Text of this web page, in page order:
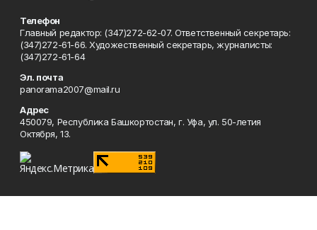
Телефон
Главный редактор: (347)272-62-07. Ответственный секретарь:
(347)272-61-66. Художественный секретарь, журналисты:
(347)272-61-64
Эл. почта
panorama2007@mail.ru
Адрес
450079, Республика Башкортостан, г. Уфа, ул. 50-летия
Октября, 13.